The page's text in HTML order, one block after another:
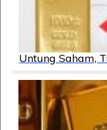
Untung Saham,